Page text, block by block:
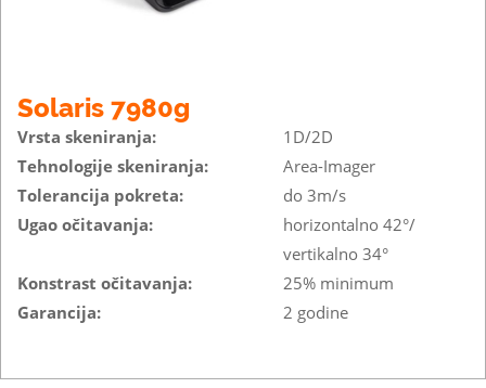
Solaris 7980g
Vrsta skeniranja:
1D/2D
Tehnologije skeniranja:
Area-Imager
Tolerancija pokreta:
do 3m/s
Ugao očitavanja:
horizontalno 42°/
vertikalno 34°
Konstrast očitavanja:
25% minimum
Garancija:
2 godine